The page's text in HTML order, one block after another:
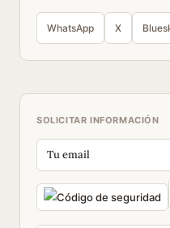
WhatsApp X
SOLICITAR INFORMACIÓN